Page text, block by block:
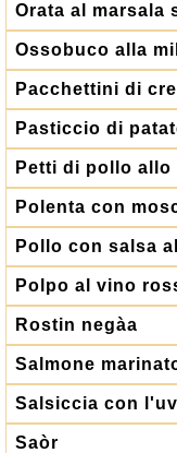
Orata al marsala
Ossobuco alla
Pacchettini di
Pasticcio di
Petti di pollo allo
Polenta con
Pollo con salsa
Polpo al vino
Rostin negàa
Salmone
Salsiccia con
Saòr